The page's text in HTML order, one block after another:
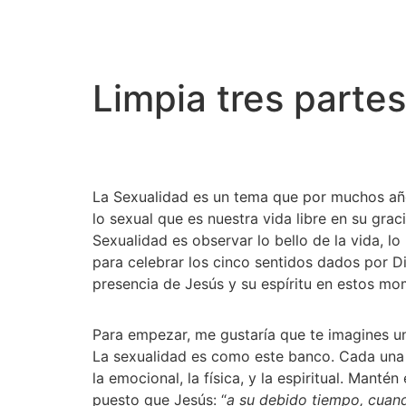
Limpia tres
La Sexualidad es un tema que por muchos
lo sexual que es nuestra vida libre en su
Sexualidad es observar lo bello de la vida,
para celebrar los cinco sentidos dados por
presencia de Jesús y su espíritu en estos
Para empezar, me gustaría que te imagines
La sexualidad es como este banco. Cada
la emocional, la física, y la espiritual.
puesto que Jesús: “a su debido tiempo,